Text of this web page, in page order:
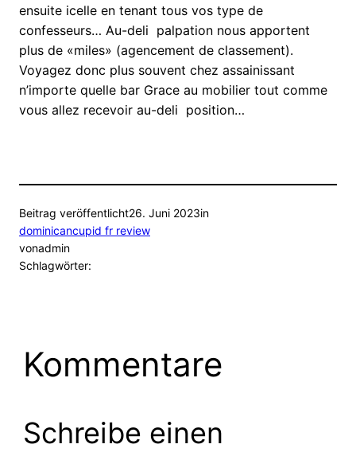
ensuite icelle en tenant tous vos type de
confesseurs… Au-deli palpation nous apportent
plus de «miles» (agencement de classement).
Voyagez donc plus souvent chez assainissant
n’importe quelle bar Grace au mobilier tout comme
vous allez recevoir au-deli position…
Beitrag veröffentlicht26. Juni 2023in
dominicancupid fr review
vonadmin
Schlagwörter:
Kommentare
Schreibe einen